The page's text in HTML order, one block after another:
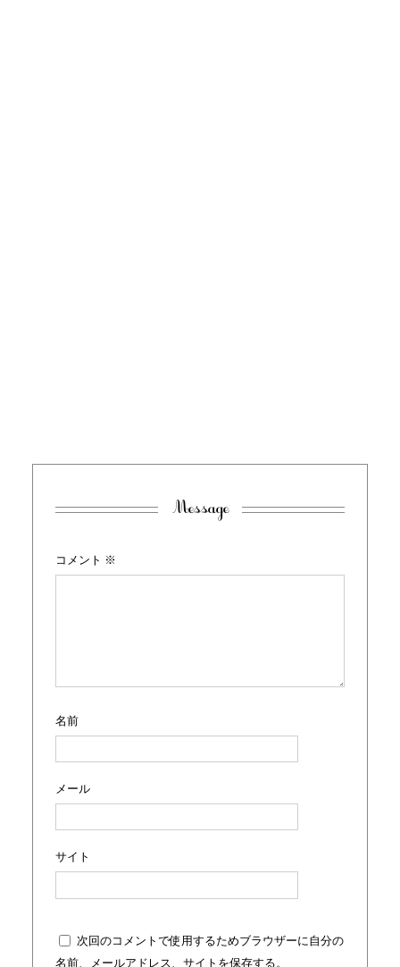
Message
コメント ※
名前
メール
サイト
次回のコメントで使用するためブラウザーに自分の
名前、メールアドレス、サイトを保存する。